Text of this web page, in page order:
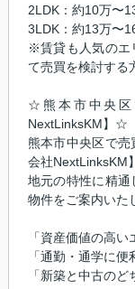
2LDK：約10万〜
3LDK：約13万〜
※賃貸も人気のエ
て売買を検討する
☆熊本市中央区
NextLinksKM】☆
熊本市中央区で
会社NextLinksKM
地元の特性に精通
物件をご案内いた
「資産価値の高い
「通勤・通学に便
「新築と中古のど